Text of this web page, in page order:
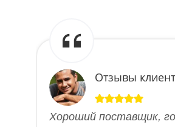
Отзывы
Хороший поставщик,